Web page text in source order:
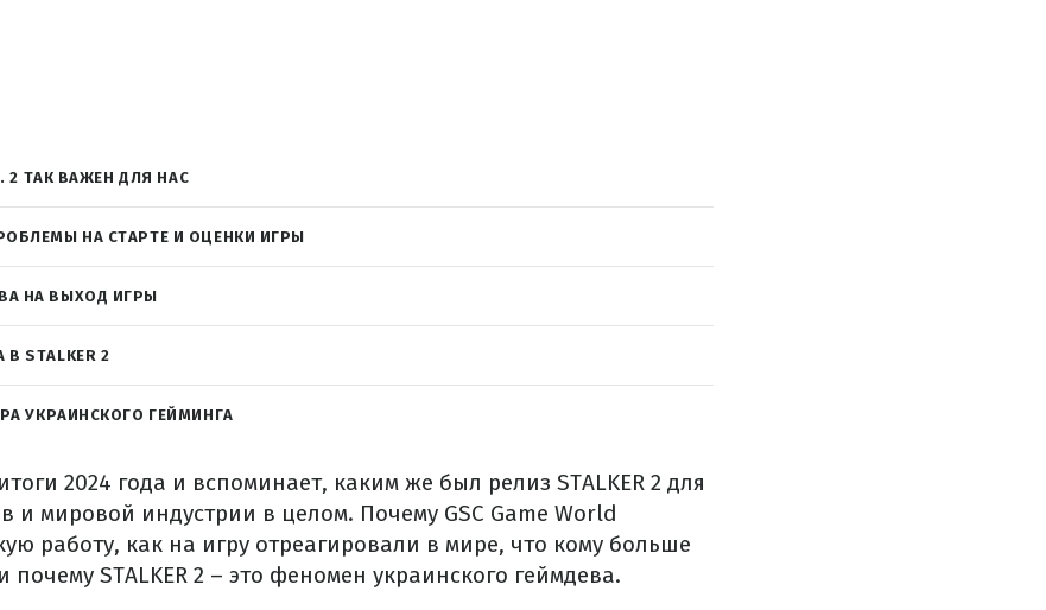
2 ТАК ВАЖЕН ДЛЯ НАС
НА СТАРТЕ И ОЦЕНКИ ИГРЫ
НА ВЫХОД ИГРЫ
STALKER 2
УКРАИНСКОГО ГЕЙМИНГА
2024 года и вспоминает, каким же был релиз STALKER 2 для
и мировой индустрии в целом. Почему GSC Game World
работу, как на игру отреагировали в мире, что кому больше
почему STALKER 2 – это феномен украинского геймдева.